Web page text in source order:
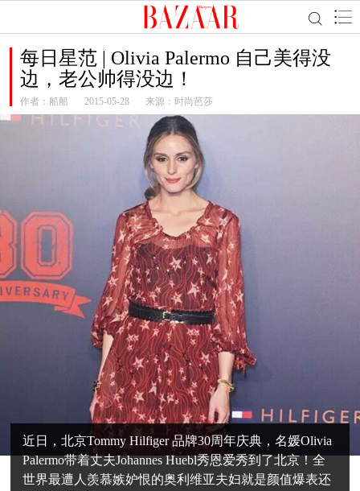
每日星范 | Olivia Palermo 自己美得没
边，老公帅得没边！
作者： 船船 2015-05-28 来源：时尚芭莎
近日，北京Tommy Hilfiger 品牌30周年庆典，名媛Olivia
Palermo带着丈夫Johannes Huebl秀恩爱秀到了北京！全
世界最遭人羡慕嫉妒恨的奥利维亚夫妇就是颜值爆表还